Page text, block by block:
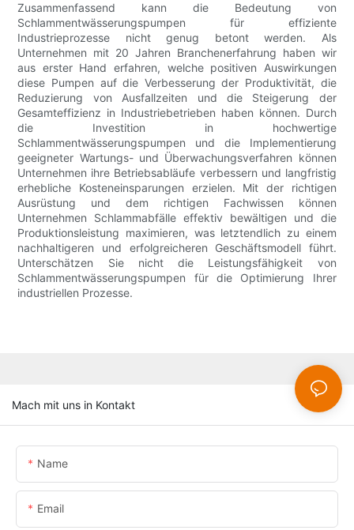
Zusammenfassend kann die Bedeutung von
Schlammentwässerungspumpen für effiziente
Industrieprozesse nicht genug betont werden. Als
Unternehmen mit 20 Jahren Branchenerfahrung haben wir
aus erster Hand erfahren, welche positiven Auswirkungen
diese Pumpen auf die Verbesserung der Produktivität, die
Reduzierung von Ausfallzeiten und die Steigerung der
Gesamteffizienz in Industriebetrieben haben können. Durch
die Investition in hochwertige
Schlammentwässerungspumpen und die Implementierung
geeigneter Wartungs- und Überwachungsverfahren können
Unternehmen ihre Betriebsabläufe verbessern und langfristig
erhebliche Kosteneinsparungen erzielen. Mit der richtigen
Ausrüstung und dem richtigen Fachwissen können
Unternehmen Schlammabfälle effektiv bewältigen und die
Produktionsleistung maximieren, was letztendlich zu einem
nachhaltigeren und erfolgreicheren Geschäftsmodell führt.
Unterschätzen Sie nicht die Leistungsfähigkeit von
Schlammentwässerungspumpen für die Optimierung Ihrer
industriellen Prozesse.
Mach mit uns in Kontakt
Name
Email